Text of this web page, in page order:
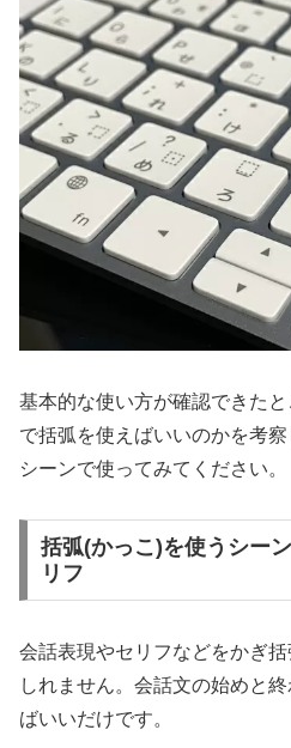
基本的な使い方が確認できた
で括弧を使えばいいのかを考
シーンで使ってみてください。
括弧(かっこ)を使うシー
リフ
会話表現やセリフなどをかぎ
しれません。会話文の始めと
ばいいだけです。